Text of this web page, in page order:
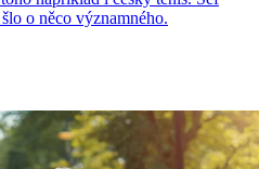
o něco významného.